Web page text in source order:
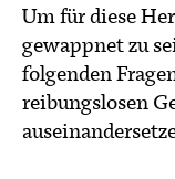
Um für diese
gewappnet zu
folgenden
reibungslosen